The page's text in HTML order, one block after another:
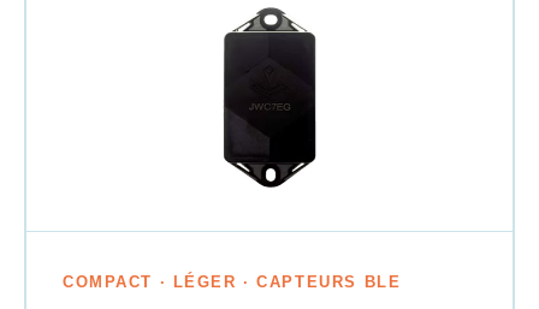
COMPACT · LÉGER · CAPTEURS BLE